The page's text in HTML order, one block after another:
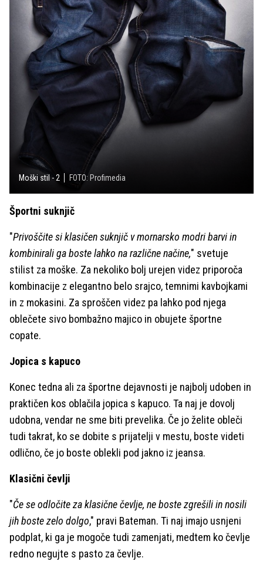
Moški stil - 2 FOTO: Profimedia
Športni suknjič
"Privoščite si klasičen suknjič v mornarsko modri barvi in
kombinirali ga boste lahko na različne načine," svetuje
stilist za moške. Za nekoliko bolj urejen videz priporoča
kombinacije z elegantno belo srajco, temnimi kavbojkami
in z mokasini. Za sproščen videz pa lahko pod njega
oblečete sivo bombažno majico in obujete športne
copate.
Jopica s kapuco
Konec tedna ali za športne dejavnosti je najbolj udoben in
praktičen kos oblačila jopica s kapuco. Ta naj je dovolj
udobna, vendar ne sme biti prevelika. Če jo želite obleči
tudi takrat, ko se dobite s prijatelji v mestu, boste videti
odlično, če jo boste oblekli pod jakno iz jeansa.
Klasični čevlji
"Če se odločite za klasične čevlje, ne boste zgrešili in nosili
jih boste zelo dolgo," pravi Bateman. Ti naj imajo usnjeni
podplat, ki ga je mogoče tudi zamenjati, medtem ko čevlje
redno negujte s pasto za čevlje.